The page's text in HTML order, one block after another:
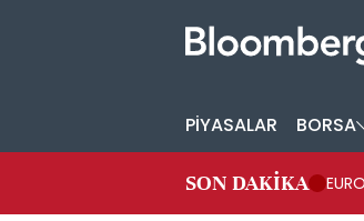
PİYASALAR BORSA
SON DAKİKA